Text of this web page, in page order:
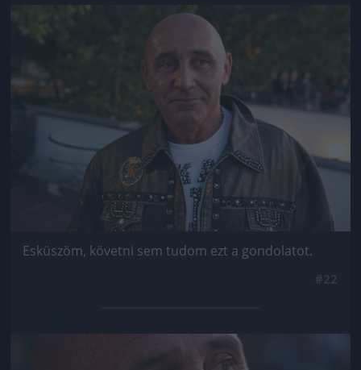
Jön még kép!
Esküszöm, követni sem tudom ezt a gondolatot.
Jön még kép!